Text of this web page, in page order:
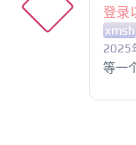
登录
2025
等一